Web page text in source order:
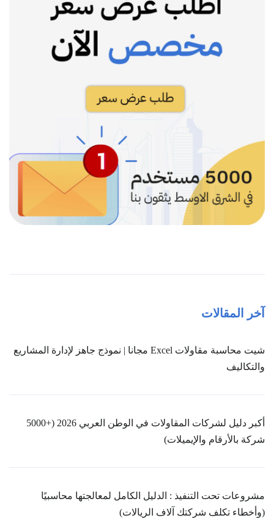
آخر المقالات
شيت محاسبة مقاولات Excel مجانا | نموذج جاهز لإدارة المشاريع
والتكاليف
أكبر دليل لشركات المقاولات في الوطن العربي 2026 (+5000
شركة بالأرقام والإيميلات)
مشروعات تحت التنفيذ : الدليل الكامل لمعالجتها محاسبيًا
(وأخطاء تكلف شركتك آلاف الريالات)